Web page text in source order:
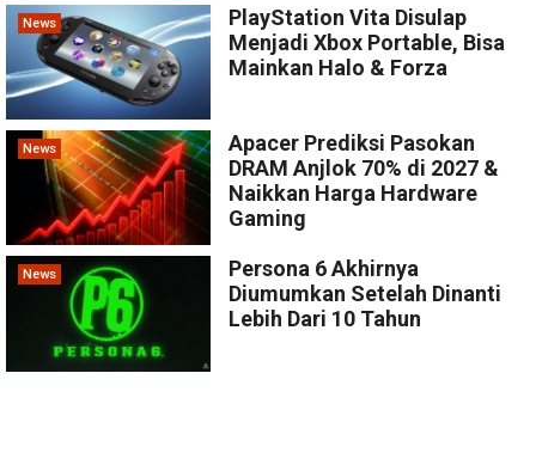
News
PlayStation Vita Disulap
Menjadi Xbox Portable, Bisa
Mainkan Halo & Forza
News
Apacer Prediksi Pasokan
DRAM Anjlok 70% di 2027 &
Naikkan Harga Hardware
Gaming
News
Persona 6 Akhirnya
Diumumkan Setelah Dinanti
Lebih Dari 10 Tahun